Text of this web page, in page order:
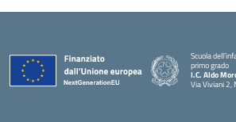
Scuola
primo grado
I.C. Aldo
Via Viviani 2,